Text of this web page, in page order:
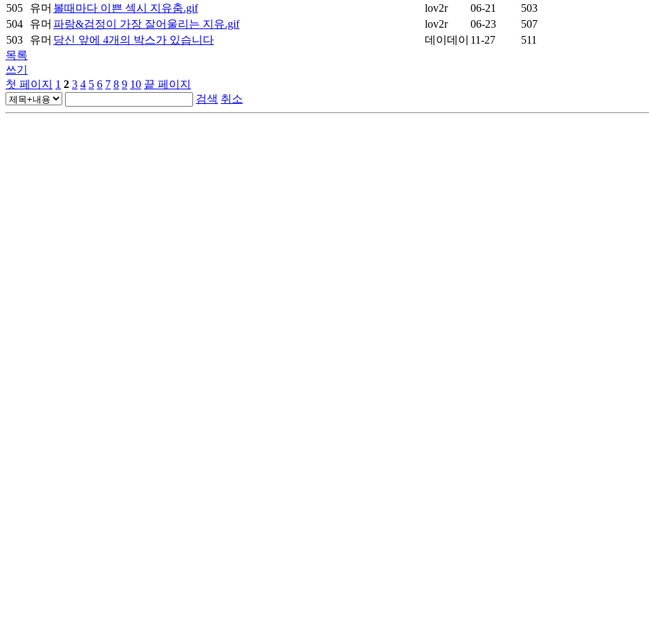
505
유머 볼때마다 이쁜 섹시 지유춤.gif lov2r 06-21
503
504
유머 파랑&검정이 가장 잘어울리는 지유.gif lov2r 06-23
507
503
유머 당신 앞에 4개의 박스가 있습니다 데이데이 11-27
511
목록
쓰기
첫 페이지
1 2 3 4 5 6 7 8 9 10 끝 페이지
검색 취소